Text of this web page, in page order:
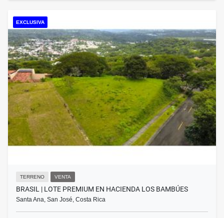
EXCLUSIVA
TERRENO VENTA
BRASIL | LOTE PREMIUM EN HACIENDA LOS BAMBÚES
Santa Ana, San José, Costa Rica